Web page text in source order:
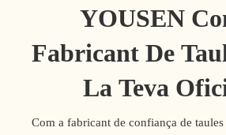
YOUSEN
Fabricant De
La Teva
Com a fabricant de confiança de